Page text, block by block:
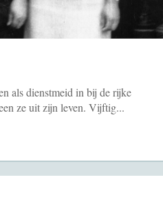
als dienstmeid in bij de rijke
ze uit zijn leven. Vijftig...